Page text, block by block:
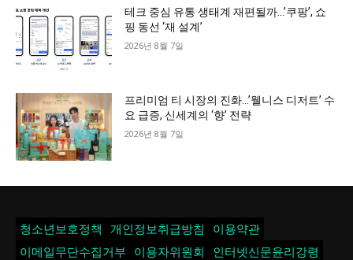
테크 중심 유통 생태계 재편될까…’쿠팡’, 쇼
핑 동선 ‘재 설계’
2026년 8월 7일
프리미엄 티 시장의 진화…’웰니스 디저트’ 수
요 급증, 신세계의 ‘향’ 전략
2026년 8월 7일
청소년보호정책 개인정보취급방침
이용약관
이메일무단수집거부
이용자위원회
인터넷신문윤리강령